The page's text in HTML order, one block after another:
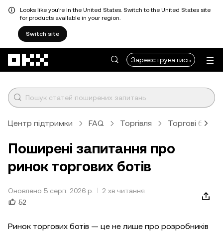
Looks like you're in the United States. Switch to the United States site
for products available in your region.
Switch site
Зареєструватись
Центр підтримки FAQ Торгівля Торгові боти
Поширені запитання про
ринок торгових ботів
Оновлено 5 серп. 2026 р.
2 хв читання
52
Ринок торгових ботів — це не лише про розробників